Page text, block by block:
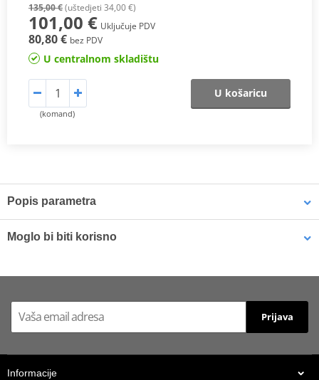
135,00 €(uštedjeti 34,00 €)
101,00 € Uključuje PDV
80,80 € bez PDV
U centralnom skladištu
(komand)
U košaricu
Popis parametra
Moglo bi biti korisno
Prijava
Informacije